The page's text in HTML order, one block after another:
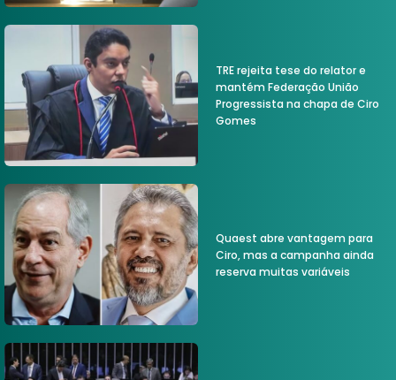
TRE rejeita tese do relator e
mantém Federação União
Progressista na chapa de Ciro
Gomes
Quaest abre vantagem para
Ciro, mas a campanha ainda
reserva muitas variáveis